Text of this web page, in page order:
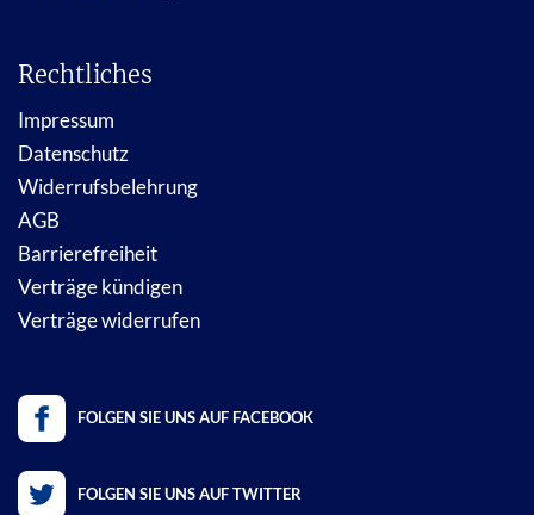
Rechtliches
Impressum
Datenschutz
Widerrufsbelehrung
AGB
Barrierefreiheit
Verträge kündigen
Verträge widerrufen
FOLGEN SIE UNS AUF FACEBOOK
FOLGEN SIE UNS AUF TWITTER